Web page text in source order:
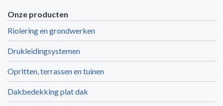
Onze producten
Riolering en grondwerken
Drukleidingsystemen
Opritten, terrassen en tuinen
Dakbedekking plat dak